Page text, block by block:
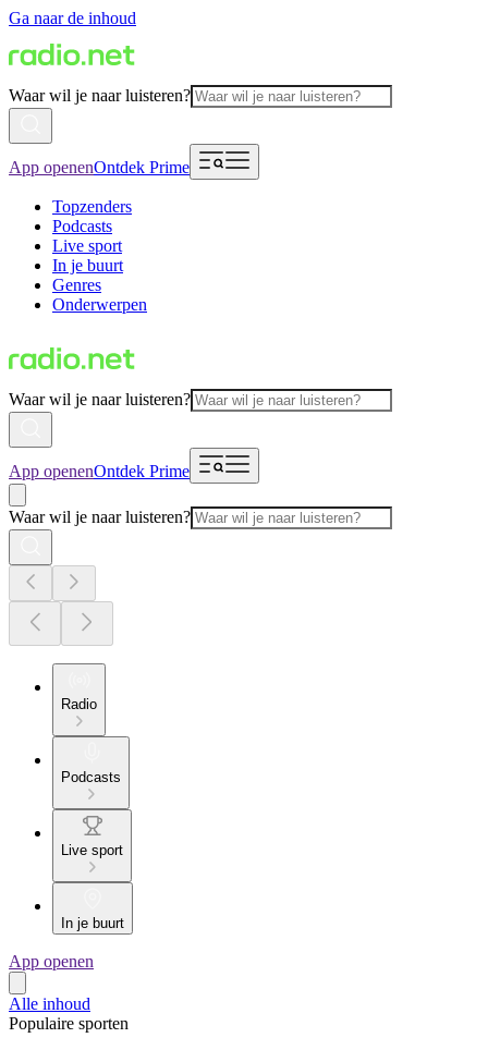
Ga naar de inhoud
Waar wil je naar luisteren?
App openenOntdek Prime
Topzenders
Podcasts
Live sport
In je buurt
Genres
Onderwerpen
Waar wil je naar luisteren?
App openenOntdek Prime
Waar wil je naar luisteren?
Radio
Podcasts
Live sport
In je buurt
App openen
Alle inhoud
Populaire sporten